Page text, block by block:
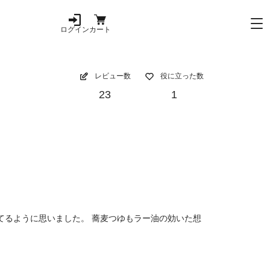
ログインカート
レビュー数
23
役に立った数
1
ように思いました。 蕎麦つゆもラー油の効いた想